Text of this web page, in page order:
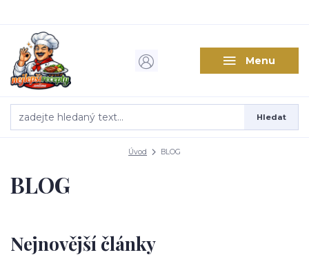
Menu
Hledat
Úvod BLOG
BLOG
Nejnovější články